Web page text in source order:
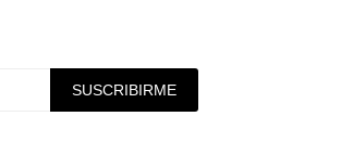
SUSCRIBIRME